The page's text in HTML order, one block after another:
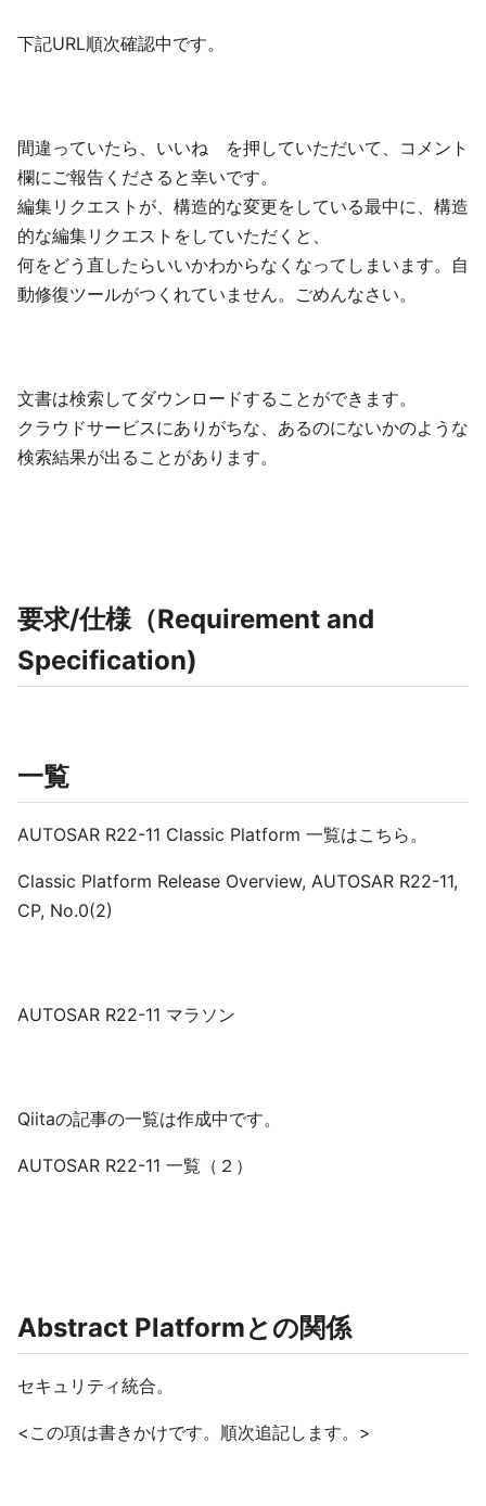
下記URL順次確認中です。
間違っていたら、いいね を押していただいて、コメント
欄にご報告くださると幸いです。
編集リクエストが、構造的な変更をしている最中に、構造
的な編集リクエストをしていただくと、
何をどう直したらいいかわからなくなってしまいます。自
動修復ツールがつくれていません。ごめんなさい。
文書は検索してダウンロードすることができます。
クラウドサービスにありがちな、あるのにないかのような
検索結果が出ることがあります。
要求/仕様（Requirement and
Specification)
一覧
AUTOSAR R22-11 Classic Platform 一覧はこちら。
Classic Platform Release Overview, AUTOSAR R22-11,
CP, No.0(2)
AUTOSAR R22-11 マラソン
Qiitaの記事の一覧は作成中です。
AUTOSAR R22-11 一覧（２）
Abstract Platformとの関係
セキュリティ統合。
<この項は書きかけです。順次追記します。>